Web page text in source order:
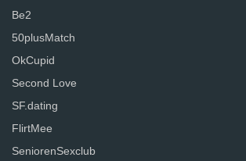
Be2
50plusMatch
OkCupid
Second Love
SF.dating
FlirtMee
SeniorenSexclub